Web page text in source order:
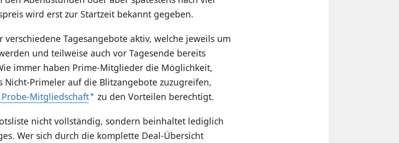
wird erst zur Startzeit bekannt gegeben.
verschiedene Tagesangebote aktiv, welche jeweils um
und teilweise auch vor Tagesende bereits
immer haben Prime-Mitglieder die Möglichkeit,
Nicht-Primeler auf die Blitzangebote zuzugreifen,
Mitgliedschaft zu den Vorteilen berechtigt.
nicht vollständig, sondern beinhaltet lediglich
Wer sich durch die komplette Deal-Übersicht